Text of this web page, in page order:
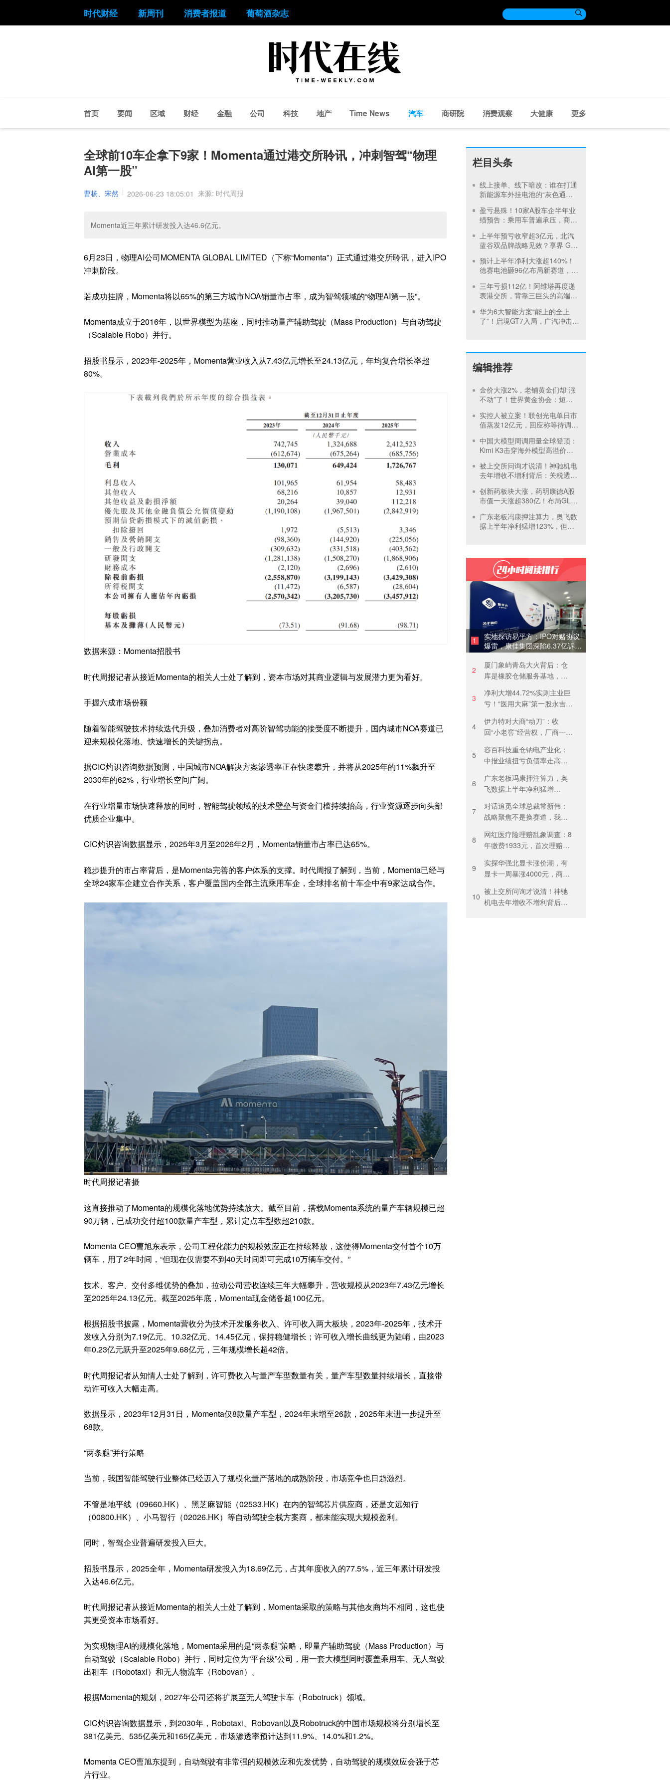
时代财经 新周刊 消费者报道 葡萄酒杂志 
首页 要闻 区域 财经 金融 公司 科技 地产 Time News 汽车 商研院 消费观察 大健康 更多
全球前10车企拿下9家！Momenta通过港交所聆讯，冲刺智驾“物理
AI第一股”
曹杨、宋然 2026-06-23 18:05:01 来源: 时代周报
Momenta近三年累计研发投入达46.6亿元。
6月23日，物理AI公司MOMENTA GLOBAL LIMITED（下称“Momenta”）正式通过港交所聆讯，进入IPO
冲刺阶段。
若成功挂牌，Momenta将以65%的第三方城市NOA销量市占率，成为智驾领域的“物理AI第一股”。
Momenta成立于2016年，以世界模型为基座，同时推动量产辅助驾驶（Mass Production）与自动驾驶
（Scalable Robo）并行。
招股书显示，2023年-2025年，Momenta营业收入从7.43亿元增长至24.13亿元，年均复合增长率超
80%。
数据来源：Momenta招股书
时代周报记者从接近Momenta的相关人士处了解到，资本市场对其商业逻辑与发展潜力更为看好。
手握六成市场份额
随着智能驾驶技术持续迭代升级，叠加消费者对高阶智驾功能的接受度不断提升，国内城市NOA赛道已
迎来规模化落地、快速增长的关键拐点。
据CIC灼识咨询数据预测，中国城市NOA解决方案渗透率正在快速攀升，并将从2025年的11%飙升至
2030年的62%，行业增长空间广阔。
在行业增量市场快速释放的同时，智能驾驶领域的技术壁垒与资金门槛持续抬高，行业资源逐步向头部
优质企业集中。
CIC灼识咨询数据显示，2025年3月至2026年2月，Momenta销量市占率已达65%。
稳步提升的市占率背后，是Momenta完善的客户体系的支撑。时代周报了解到，当前，Momenta已经与
全球24家车企建立合作关系，客户覆盖国内全部主流乘用车企，全球排名前十车企中有9家达成合作。
时代周报记者摄
这直接推动了Momenta的规模化落地优势持续放大。截至目前，搭载Momenta系统的量产车辆规模已超
90万辆，已成功交付超100款量产车型，累计定点车型数超210款。
Momenta CEO曹旭东表示，公司工程化能力的规模效应正在持续释放，这使得Momenta交付首个10万
辆车，用了2年时间，“但现在仅需要不到40天时间即可完成10万辆车交付。”
技术、客户、交付多维优势的叠加，拉动公司营收连续三年大幅攀升，营收规模从2023年7.43亿元增长
至2025年24.13亿元。截至2025年底，Momenta现金储备超100亿元。
根据招股书披露，Momenta营收分为技术开发服务收入、许可收入两大板块，2023年-2025年，技术开
发收入分别为7.19亿元、10.32亿元、14.45亿元，保持稳健增长；许可收入增长曲线更为陡峭，由2023
年0.23亿元跃升至2025年9.68亿元，三年规模增长超42倍。
时代周报记者从知情人士处了解到，许可费收入与量产车型数量有关，量产车型数量持续增长，直接带
动许可收入大幅走高。
数据显示，2023年12月31日，Momenta仅8款量产车型，2024年末增至26款，2025年末进一步提升至
68款。
“两条腿”并行策略
当前，我国智能驾驶行业整体已经迈入了规模化量产落地的成熟阶段，市场竞争也日趋激烈。
不管是地平线（09660.HK）、黑芝麻智能（02533.HK）在内的智驾芯片供应商，还是文远知行
（00800.HK）、小马智行（02026.HK）等自动驾驶全栈方案商，都未能实现大规模盈利。
同时，智驾企业普遍研发投入巨大。
招股书显示，2025全年，Momenta研发投入为18.69亿元，占其年度收入的77.5%，近三年累计研发投
入达46.6亿元。
时代周报记者从接近Momenta的相关人士处了解到，Momenta采取的策略与其他友商均不相同，这也使
其更受资本市场看好。
为实现物理AI的规模化落地，Momenta采用的是“两条腿”策略，即量产辅助驾驶（Mass Production）与
自动驾驶（Scalable Robo）并行，同时定位为“平台级”公司，用一套大模型同时覆盖乘用车、无人驾驶
出租车（Robotaxi）和无人物流车（Robovan）。
根据Momenta的规划，2027年公司还将扩展至无人驾驶卡车（Robotruck）领域。
CIC灼识咨询数据显示，到2030年，Robotaxi、Robovan以及Robotruck的中国市场规模将分别增长至
381亿美元、535亿美元和165亿美元，市场渗透率预计达到11.9%、14.0%和1.2%。
Momenta CEO曹旭东提到，自动驾驶有非常强的规模效应和先发优势，自动驾驶的规模效应会强于芯
片行业。
栏目头条
线上接单、线下暗改：谁在打通
新能源车外挂电池的“灰色通
盈亏悬殊！10家A股车企半年业
绩预告：乘用车普遍承压，商用
上半年预亏收窄超3亿元，北汽
蓝谷双品牌战略见效？享界 G9
预计上半年净利大涨超140%！
德赛电池砸96亿布局新赛道，连
三年亏损112亿！阿维塔再度递
表港交所，背靠三巨头的高端之
华为6大智能方案“能上的全上
了”！启境GT7入局，广汽冲击高
编辑推荐
金价大涨2%，老铺黄金们却“涨
不动”了！世界黄金协会：短期
实控人被立案！联创光电单日市
值蒸发12亿元，回应称等待调查
中国大模型周调用量全球登顶：
Kimi K3击穿海外模型高溢价壁
被上交所问询才说清！神驰机电
去年增收不增利背后：关税透支
创新药板块大涨，药明康德A股
市值一天涨超380亿！布局GLP-
广东老板冯康押注算力，奥飞数
据上半年净利猛增123%，但总
1
实地探访易平方：IPO对赌协议
爆雷，康佳集团深陷6.37亿诉讼
泥潭
2
厦门象屿青岛大火背后：仓
库是橡胶仓储服务基地，当
进行安全管理培训
3
净利大增44.72%实则主业巨
亏！“医用大麻”第一股永吉股
收益“保盈”
4
伊力特对大商“动刀”：收
回“小老窖”经营权，厂商一体
5
容百科技重仓钠电产业化：
中报业绩扭亏负债率走高，
6
广东老板冯康押注算力，奥
飞数据上半年净利猛增
元
7
对话追觅全球总裁常新伟：
战略聚焦不是换赛道，我们
8
网红医疗险理赔乱象调查：8
年缴费1933元，首次理赔被
出”困住投保人
9
实探华强北显卡涨价潮，有
显卡一周暴涨4000元，商
10
被上交所问询才说清！神驰
机电去年增收不增利背后：